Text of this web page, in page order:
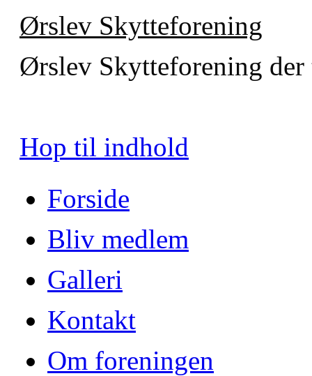
Ørslev Skytteforening
Ørslev Skytteforening
Hop til indhold
Forside
Bliv medlem
Galleri
Kontakt
Om foreningen